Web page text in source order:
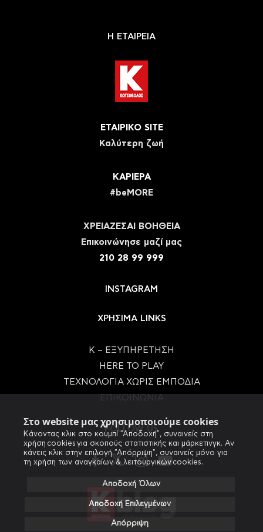
Στο website μας χρησιμοποιούμε cookies
Κάνοντας κλικ στο κουμπί "Αποδοχή", συναινείς στη
χρήση cookies για σκοπούς στατιστικής και μάρκετινγκ. Αν
κάνεις κλικ στην επιλογή "Απόρριψη", συναινείς μόνο για
τη χρήση των αναγκαίων & λειτουργικών cookies.
Αποδοχή Όλων
Αποδοχή Επιλεγμένων
Απόρριψη
Η ΕΤΑΙΡΕΙΑ
ΕΤΑΙΡΙΚΟ SITE
Καλύτερη ζωή
ΚΑΡΙΕΡΑ
#beMORE
ΧΡΕΙΑΖΕΣΑΙ ΒΟΗΘΕΙΑ
Eπικοινώνησε μαζί μας
210 28 99 999
INSTAGRAM
ΧΡΗΣΙΜΑ LINKS
Κ – ΕΞΥΠΗΡΕΤΗΣΗ
HERE TO PLAY
ΤΕΧΝΟΛΟΓΙΑ ΧΩΡΙΣ ΕΜΠΟΔΙΑ
FOLLOW US